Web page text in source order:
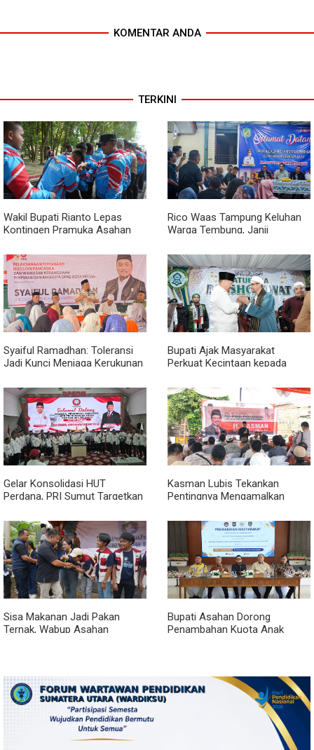
KOMENTAR ANDA
TERKINI
Wakil Bupati Rianto Lepas
Kontingen Pramuka Asahan
Cibubur
Rico Waas Tampung Keluhan
Warga Tembung, Janji
Syaiful Ramadhan: Toleransi
Jadi Kunci Menjaga Kerukunan
Medan
Bupati Ajak Masyarakat
Perkuat Kecintaan kepada
Bersholawat
Gelar Konsolidasi HUT
Perdana, PRI Sumut Targetkan
Kasman Lubis Tekankan
Pentingnya Mengamalkan
Bernegara Dalam Kehidupan
Sisa Makanan Jadi Pakan
Ternak, Wabup Asahan
Bupati Asahan Dorong
Penambahan Kuota Anak